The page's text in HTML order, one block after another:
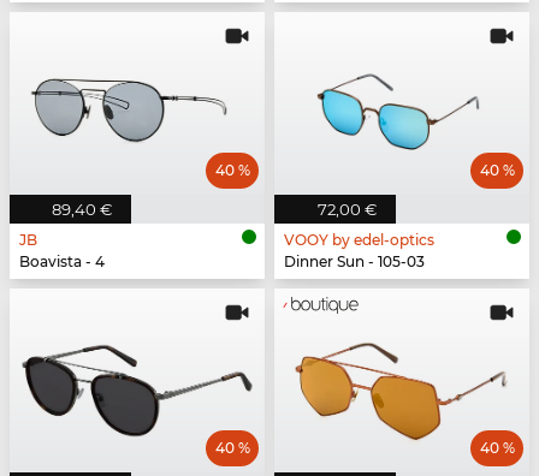
89,40 €
40 %
JB
Boavista - 4
72,00 €
40 %
VOOY by edel-optics
Dinner Sun - 105-03
40 % 40 %